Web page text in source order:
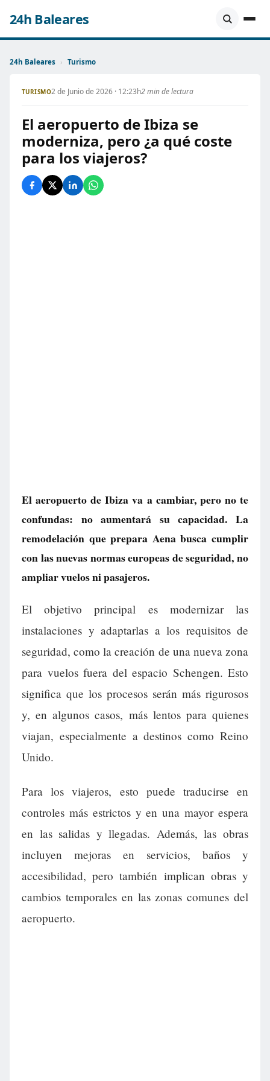
24h Baleares
24h Baleares › Turismo
TURISMO2 de Junio de 2026 · 12:23h2 min de lectura
El aeropuerto de Ibiza se
moderniza, pero ¿a qué coste
para los viajeros?
El aeropuerto de Ibiza va a cambiar, pero no te
confundas: no aumentará su capacidad. La
remodelación que prepara Aena busca cumplir
con las nuevas normas europeas de seguridad, no
ampliar vuelos ni pasajeros.
El objetivo principal es modernizar las
instalaciones y adaptarlas a los requisitos de
seguridad, como la creación de una nueva zona
para vuelos fuera del espacio Schengen. Esto
significa que los procesos serán más rigurosos
y, en algunos casos, más lentos para quienes
viajan, especialmente a destinos como Reino
Unido.
Para los viajeros, esto puede traducirse en
controles más estrictos y en una mayor espera
en las salidas y llegadas. Además, las obras
incluyen mejoras en servicios, baños y
accesibilidad, pero también implican obras y
cambios temporales en las zonas comunes del
aeropuerto.